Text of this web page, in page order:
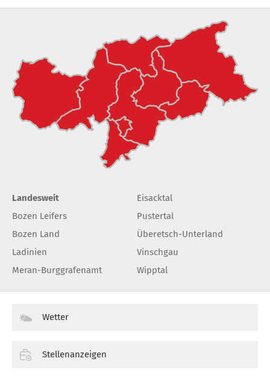
Landesweit
Bozen Leifers
Bozen Land
Ladinien
Meran-Burggrafenamt
Eisacktal
Pustertal
Überetsch-Unterland
Vinschgau
Wipptal
Wetter
Stellenanzeigen